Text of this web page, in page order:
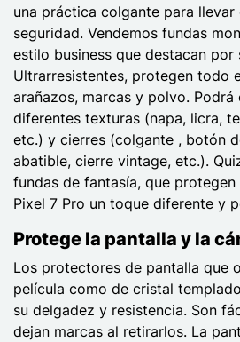
una práctica colgante para
seguridad. Vendemos fundas
estilo business que destacan por
Ultrarresistentes, protegen todo
arañazos, marcas y polvo. Podrá
diferentes texturas (napa, licra,
etc.) y cierres (colgante , botón
abatible, cierre vintage, etc.).
fundas de fantasía, que
Pixel 7 Pro un toque diferente y
Protege la pantalla y la
Los protectores de pantalla que
película como de cristal
su delgadez y resistencia. Son
dejan marcas al retirarlos. La